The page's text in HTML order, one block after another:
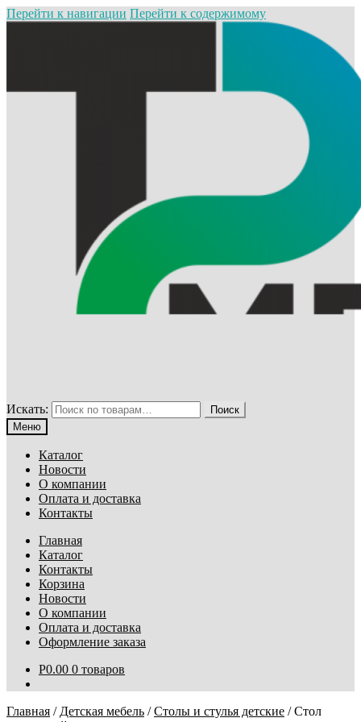
Перейти к навигации Перейти к содержимому
Искать:
Поиск
Меню
Каталог
Новости
О компании
Оплата и доставка
Контакты
Главная
Каталог
Контакты
Корзина
Новости
О компании
Оплата и доставка
Оформление заказа
Р0.00 0 товаров
Главная / Детская мебель /Столы и стулья детские /Стол